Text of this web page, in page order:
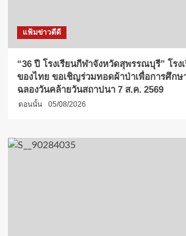
แฟ้มข่าวดีดี
“36 ปี โรงเรียนกีฬาจังหวัดสุพรรณบุรี” โรง
ของไทย ขอเชิญร่วมทอดผ้าป่าเพื่อการศึกษ
ฉลองวันคล้ายวันสถาปนา 7 ส.ค. 2569
ตอนนั้น 05/08/2026